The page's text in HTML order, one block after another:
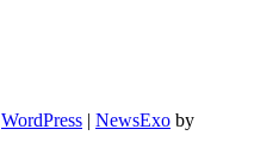
WordPress | NewsExo by